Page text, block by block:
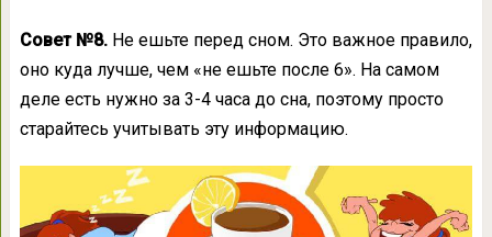
Совет №8.Не ешьте перед сном. Это важное правило,
оно куда лучше, чем «не ешьте после 6». На самом
деле есть нужно за 3-4 часа до сна, поэтому просто
старайтесь учитывать эту информацию.